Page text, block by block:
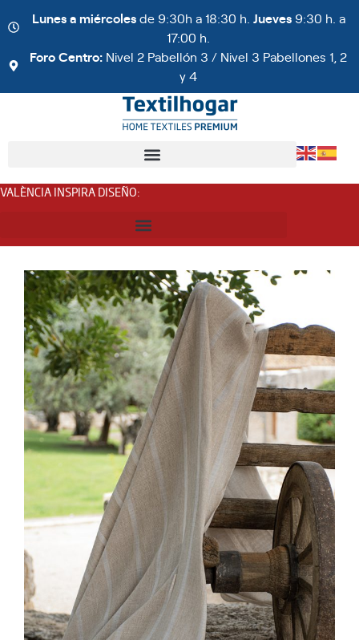
Lunes a miércolesde 9:30h a 18:30 h. Jueves 9:30 h. a
17:00 h.
Foro Centro: Nivel 2 Pabellón 3 / Nivel 3 Pabellones 1, 2
y 4
VALÈNCIA INSPIRA DISEÑO: